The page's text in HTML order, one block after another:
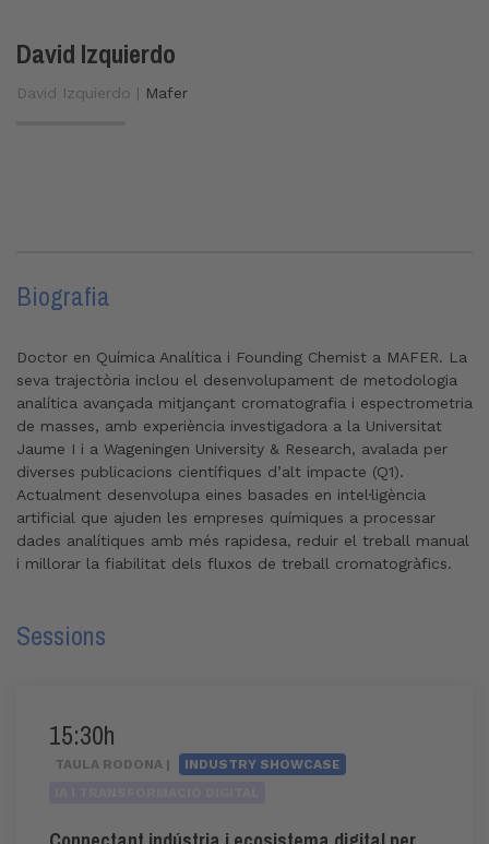
David Izquierdo
David Izquierdo | Mafer
Biografia
Doctor en Química Analítica i Founding Chemist a MAFER. La
seva trajectòria inclou el desenvolupament de metodologia
analítica avançada mitjançant cromatografia i espectrometria
de masses, amb experiència investigadora a la Universitat
Jaume I i a Wageningen University & Research, avalada per
diverses publicacions científiques d’alt impacte (Q1).
Actualment desenvolupa eines basades en intel·ligència
artificial que ajuden les empreses químiques a processar
dades analítiques amb més rapidesa, reduir el treball manual
i millorar la fiabilitat dels fluxos de treball cromatogràfics.
Sessions
15:30h
TAULA RODONA |
INDUSTRY SHOWCASE